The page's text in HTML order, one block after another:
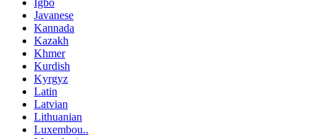
Igbo
Javanese
Kannada
Kazakh
Khmer
Kurdish
Kyrgyz
Latin
Latvian
Lithuanian
Luxembou..